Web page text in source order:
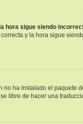
hora sigue siendo
y la hora sigue
no ha instalado el
libre de hacer una